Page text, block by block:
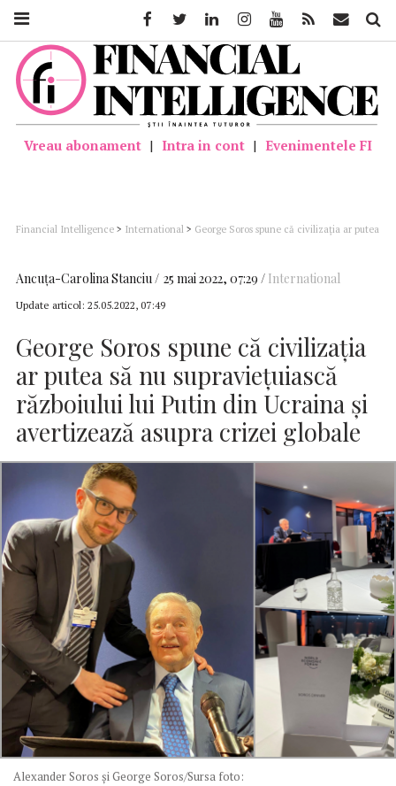
Vreau abonament | Intra in cont | Evenimentele FI
Financial Intelligence > International > George Soros spune că civilizația ar putea
Ancuţa-Carolina Stanciu 25 mai 2022, 07:29 International
Update articol: 25.05.2022, 07:49
George Soros spune că civilizația
ar putea să nu supraviețuiască
războiului lui Putin din Ucraina şi
avertizează asupra crizei globale
Alexander Soros și George Soros/Sursa foto:
FacebookTwitter LinkedinInstagramYoutube Feed Mail